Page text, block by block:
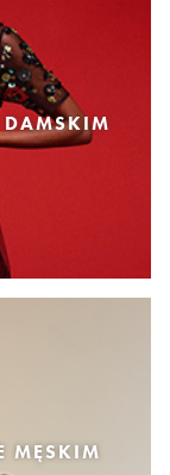
MĘSKIM